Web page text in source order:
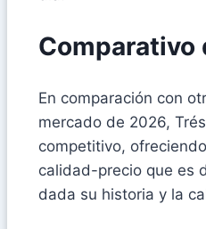
Comparativo
En comparación con
mercado de 2026,
competitivo,
calidad-precio que es
dada su historia y la